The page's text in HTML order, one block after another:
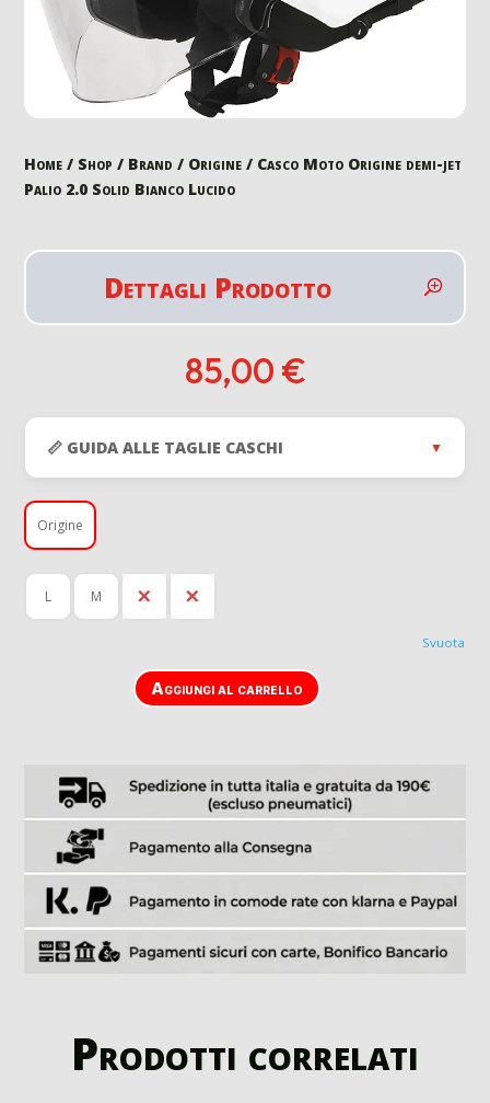
Home / Shop / Brand / Origine / Casco Moto Origine demi-jet
Palio 2.0 Solid Bianco Lucido
Dettagli Prodotto
85,00 €
📏 GUIDA ALLE TAGLIE CASCHI ▼
Origine
L M S XL
Svuota
Aggiungi al carrello
Prodotti correlati